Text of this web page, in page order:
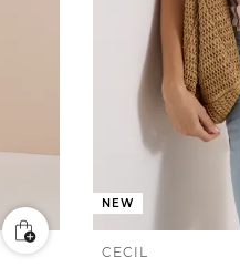
NEW
CECIL